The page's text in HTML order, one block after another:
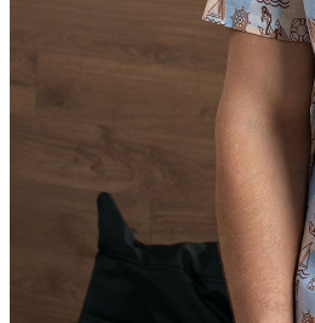
Занавески
Короба подарочные
Куклы, мягкие
Платочки в карман
Прихватки для
Прихватка варежка
Фартуки женские
Чайницы-грелки
Фартуки мужские
Рушники свадебные |
пасхальные
Новый год | Новогодний
Детские наборы для